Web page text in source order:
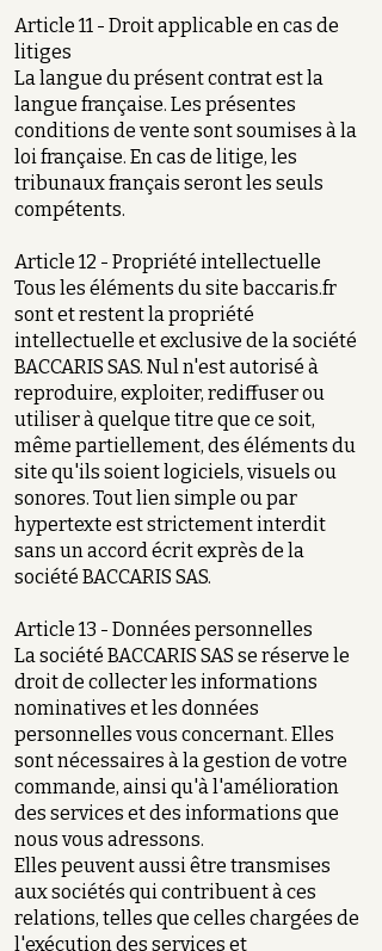
Article 11 - Droit applicable en cas de
litiges
La langue du présent contrat est la
langue française. Les présentes
conditions de vente sont soumises à la
loi française. En cas de litige, les
tribunaux français seront les seuls
compétents.
Article 12 - Propriété intellectuelle
Tous les éléments du site baccaris.fr
sont et restent la propriété
intellectuelle et exclusive de la société
BACCARIS SAS. Nul n'est autorisé à
reproduire, exploiter, rediffuser ou
utiliser à quelque titre que ce soit,
même partiellement, des éléments du
site qu'ils soient logiciels, visuels ou
sonores. Tout lien simple ou par
hypertexte est strictement interdit
sans un accord écrit exprès de la
société BACCARIS SAS.
Article 13 - Données personnelles
La société BACCARIS SAS se réserve le
droit de collecter les informations
nominatives et les données
personnelles vous concernant. Elles
sont nécessaires à la gestion de votre
commande, ainsi qu'à l'amélioration
des services et des informations que
nous vous adressons.
Elles peuvent aussi être transmises
aux sociétés qui contribuent à ces
relations, telles que celles chargées de
l'exécution des services et